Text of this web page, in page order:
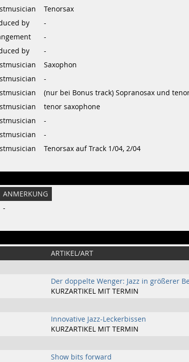
Tenorsax
by -
-
by -
Saxophon
-
(nur bei Bonus track) Sopranosax und
tenor saxophone
-
-
Tenorsax auf Track 1/04, 2/04
ANMERKUNG
-
ARTIKEL/ART
Der doppelte Wenger: Jazz in größerer
KURZARTIKEL MIT TERMIN
Innovative Jazz-Leckerbissen
KURZARTIKEL MIT TERMIN
Show bits forward